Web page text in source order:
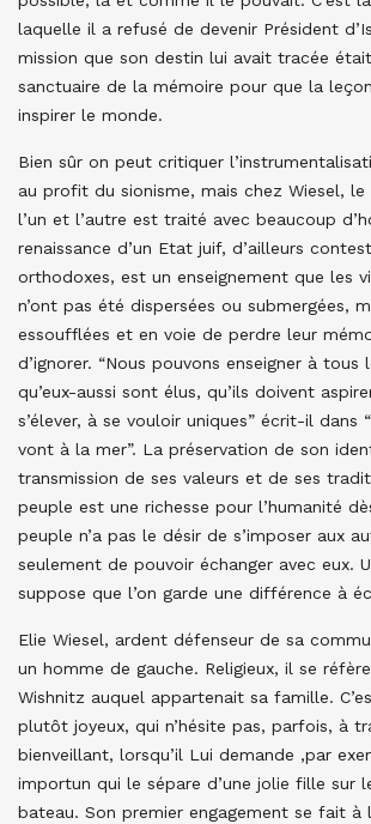
laquelle il a refusé de devenir Président
mission que son destin lui avait tracée
sanctuaire de la mémoire pour que la
inspirer le monde.
Bien sûr on peut critiquer
au profit du sionisme, mais chez Wiesel,
l’un et l’autre est traité avec beaucoup
renaissance d’un Etat juif, d’ailleurs
orthodoxes, est un enseignement que les
n’ont pas été dispersées ou submergées,
essoufflées et en voie de perdre leur
d’ignorer. “Nous pouvons enseigner à tous
qu’eux-aussi sont élus, qu’ils doivent
s’élever, à se vouloir uniques” écrit-il dans
vont à la mer”. La préservation de son
transmission de ses valeurs et de ses
peuple est une richesse pour l’humanité
peuple n’a pas le désir de s’imposer aux
seulement de pouvoir échanger avec eux.
suppose que l’on garde une différence à
Elie Wiesel, ardent défenseur de sa
un homme de gauche. Religieux, il se
Wishnitz auquel appartenait sa famille.
plutôt joyeux, qui n’hésite pas, parfois, à
bienveillant, lorsqu’il Lui demande ,par
importun qui le sépare d’une jolie fille sur
bateau. Son premier engagement se fait à